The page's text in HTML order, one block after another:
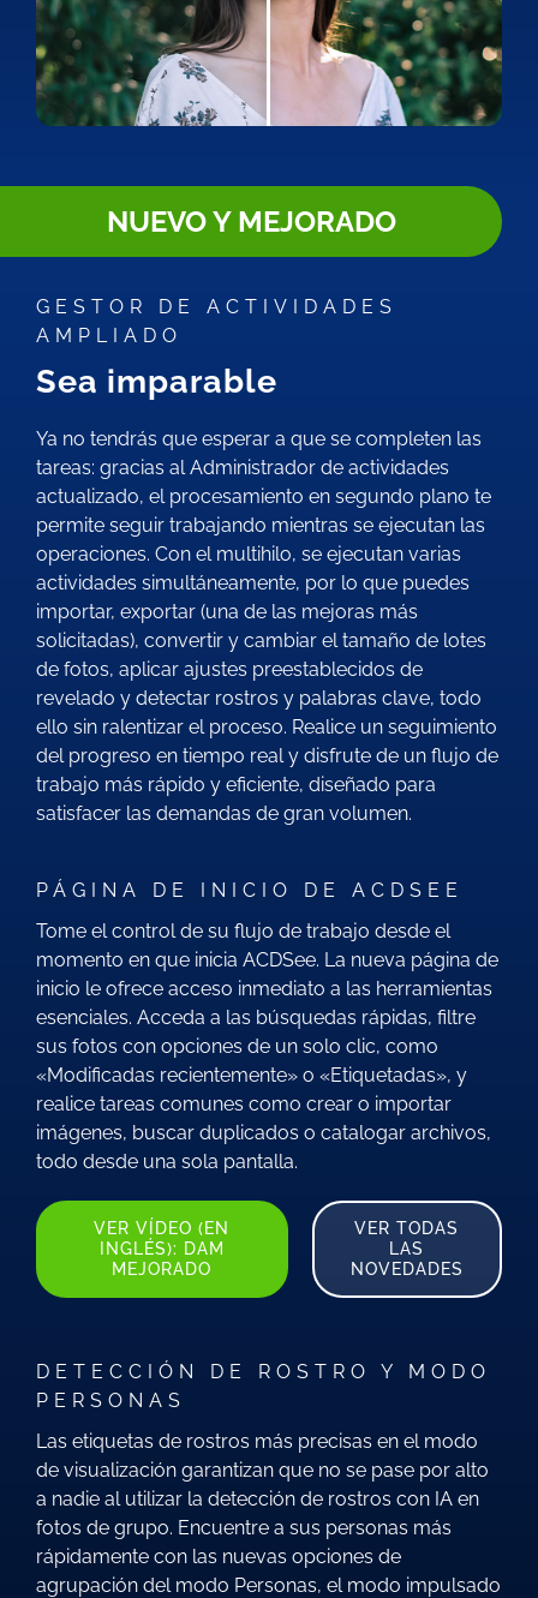
NUEVO Y MEJORADO
GESTOR DE ACTIVIDADES
AMPLIADO
Sea imparable
Ya no tendrás que esperar a que se completen las
tareas: gracias al Administrador de actividades
actualizado, el procesamiento en segundo plano te
permite seguir trabajando mientras se ejecutan las
operaciones. Con el multihilo, se ejecutan varias
actividades simultáneamente, por lo que puedes
importar, exportar (una de las mejoras más
solicitadas), convertir y cambiar el tamaño de lotes
de fotos, aplicar ajustes preestablecidos de
revelado y detectar rostros y palabras clave, todo
ello sin ralentizar el proceso. Realice un seguimiento
del progreso en tiempo real y disfrute de un flujo de
trabajo más rápido y eficiente, diseñado para
satisfacer las demandas de gran volumen.
PÁGINA DE INICIO DE ACDSEE
Tome el control de su flujo de trabajo desde el
momento en que inicia ACDSee. La nueva página de
inicio le ofrece acceso inmediato a las herramientas
esenciales. Acceda a las búsquedas rápidas, filtre
sus fotos con opciones de un solo clic, como
«Modificadas recientemente» o «Etiquetadas», y
realice tareas comunes como crear o importar
imágenes, buscar duplicados o catalogar archivos,
todo desde una sola pantalla.
VER VÍDEO (EN
INGLÉS): DAM
MEJORADO
VER TODAS
LAS
NOVEDADES
DETECCIÓN DE ROSTRO Y MODO
PERSONAS
Las etiquetas de rostros más precisas en el modo
de visualización garantizan que no se pase por alto
a nadie al utilizar la detección de rostros con IA en
fotos de grupo. Encuentre a sus personas más
rápidamente con las nuevas opciones de
agrupación del modo Personas, el modo impulsado